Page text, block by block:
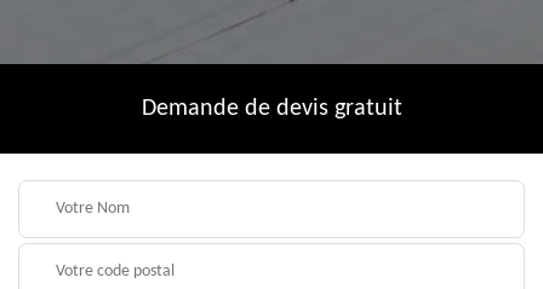
Demande de devis gratuit